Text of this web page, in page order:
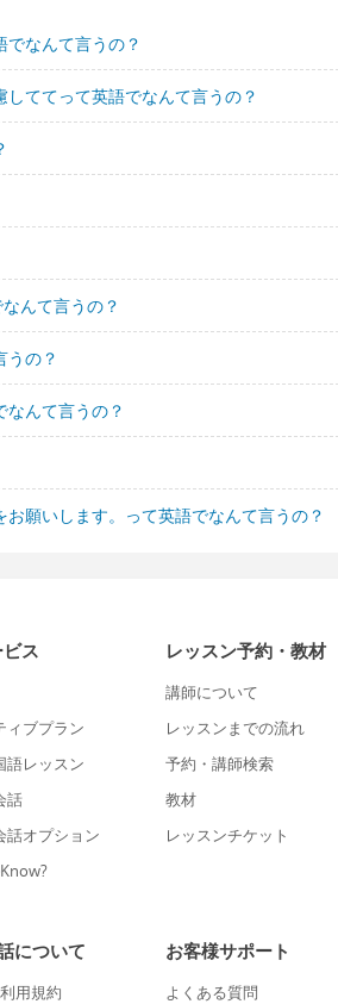
なんて言うの？
ててって英語でなんて言うの？
んて言うの？
うの？
んて言うの？
願いします。って英語でなんて言うの？
ス
ィブプラン
語レッスン
話
話オプション
レッスン予約・教材
講師について
レッスンまでの流れ
予約・講師検索
教材
レッスンチケット
について
用規約
お客様サポート
よくある質問